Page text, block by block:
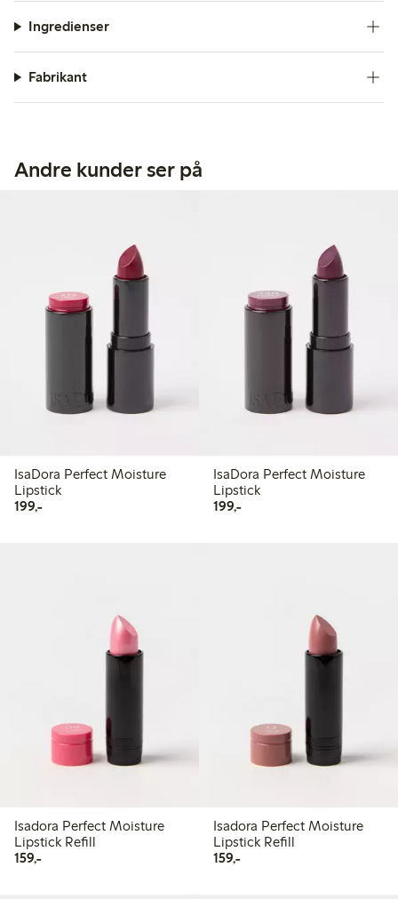
Ingredienser
Fabrikant
Andre kunder ser på
IsaDora Perfect Moisture
Lipstick
199,-199,00 kr
IsaDora Perfect Moisture
Lipstick
199,-199,00 kr
Isadora Perfect Moisture
Lipstick Refill
159,-159,00 kr
Isadora Perfect Moisture
Lipstick Refill
159,-159,00 kr